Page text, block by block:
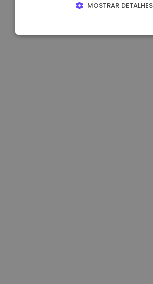
MOSTRAR DETALHES